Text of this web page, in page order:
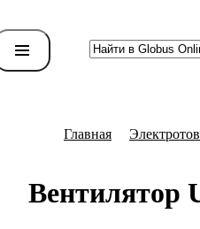
Главная
Вентилятор